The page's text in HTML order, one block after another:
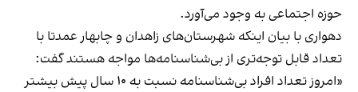
حوزه اجتماعی به وجود می‌آورد.
دهواری با بیان اینکه شهرستان‌های زاهدان و چابهار عمدتا با
تعداد قابل توجه‌تری از بی‌شناسنامه‌ها مواجه هستند گفت:
«امروز تعداد افراد بی‌شناسنامه نسبت به ۱۰ سال پیش بیشتر